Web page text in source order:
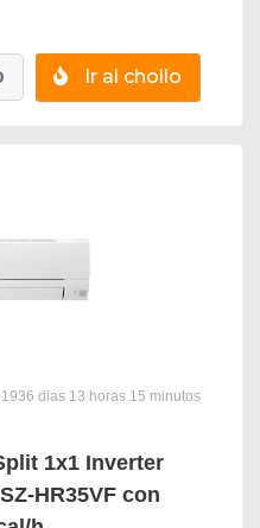
Ir al chollo
1936 dias 13 horas 15 minutos
1x1 Inverter
HR35VF con